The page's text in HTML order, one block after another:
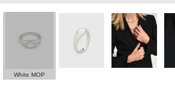
White MOP